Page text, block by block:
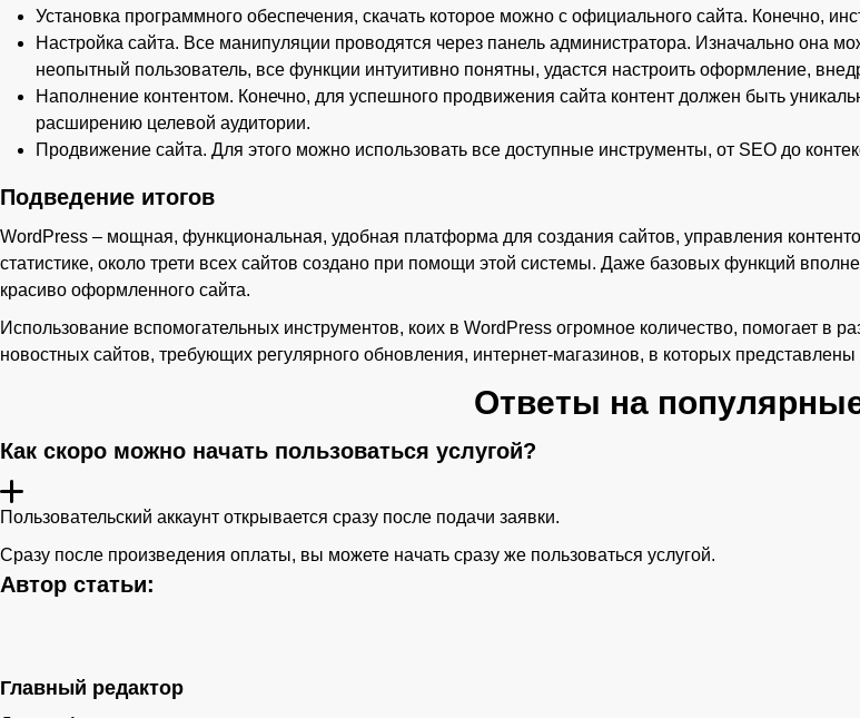
Установка программного обеспечения, скачать которое можно с официального сайта. Конечно,
Настройка сайта. Все манипуляции проводятся через панель администратора. Изначально она
неопытный пользователь, все функции интуитивно понятны, удастся настроить оформление,
Наполнение контентом. Конечно, для успешного продвижения сайта контент должен быть
расширению целевой аудитории.
Продвижение сайта. Для этого можно использовать все доступные инструменты, от SEO до
Подведение итогов
WordPress – мощная, функциональная, удобная платформа для создания сайтов, управления
статистике, около трети всех сайтов создано при помощи этой системы. Даже базовых функций
красиво оформленного сайта.
Использование вспомогательных инструментов, коих в WordPress огромное количество, помогает в
новостных сайтов, требующих регулярного обновления, интернет-магазинов, в которых
Ответы на
Как скоро можно начать пользоваться услугой?
Пользовательский аккаунт открывается сразу после подачи заявки.
Сразу после произведения оплаты, вы можете начать сразу же пользоваться услугой.
Автор статьи:
Главный редактор